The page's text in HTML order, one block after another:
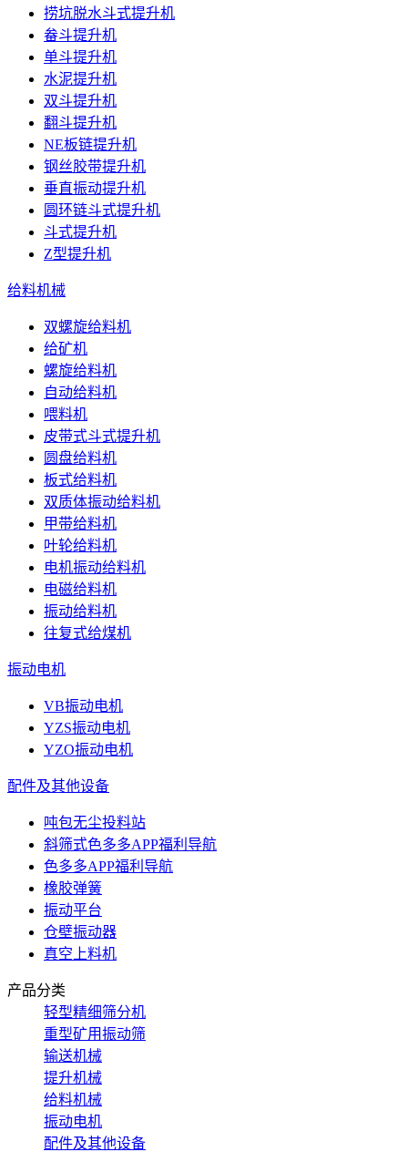
捞坑脱水斗式提升机
畚斗提升机
单斗提升机
水泥提升机
双斗提升机
翻斗提升机
NE板链提升机
钢丝胶带提升机
垂直振动提升机
圆环链斗式提升机
斗式提升机
Z型提升机
给料机械
双螺旋给料机
给矿机
螺旋给料机
自动给料机
喂料机
皮带式斗式提升机
圆盘给料机
板式给料机
双质体振动给料机
甲带给料机
叶轮给料机
电机振动给料机
电磁给料机
振动给料机
往复式给煤机
振动电机
VB振动电机
YZS振动电机
YZO振动电机
配件及其他设备
吨包无尘投料站
斜筛式色多多APP福利导航
色多多APP福利导航
橡胶弹簧
振动平台
仓壁振动器
真空上料机
产品分类
轻型精细筛分机
重型矿用振动筛
输送机械
提升机械
给料机械
振动电机
配件及其他设备